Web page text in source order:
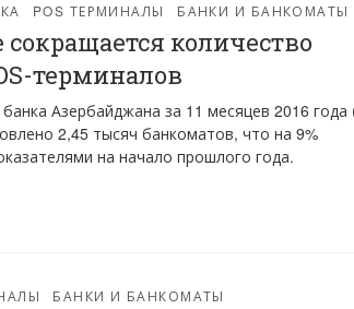
POS ТЕРМИНАЛЫ БАНКИ И БАНКОМАТЫ
количество
терминалов
Азербайджана за 11 месяцев 2016 года
2,45 тысяч банкоматов, что на 9%
на начало прошлого года.
БАНКИ И БАНКОМАТЫ